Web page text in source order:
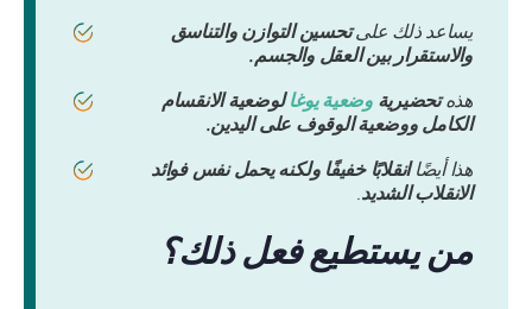
يساعد ذلك على تحسين التوازن والتناسق
والاستقرار بين العقل والجسم.
هذهتحضيريةوضعية يوغالوضعية الانقسام
الكامل ووضعية الوقوف على اليدين.
هذا أيضًاانقلابًا خفيفًا ولكنه يحمل نفس فوائد
الانقلاب الشديد.
من يستطيع فعل ذلك؟